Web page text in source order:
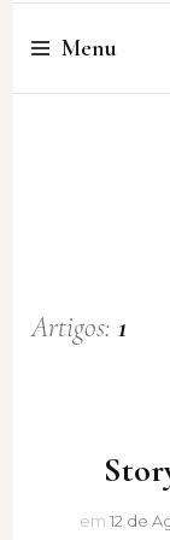
Menu
Artigos:1
em 12 de